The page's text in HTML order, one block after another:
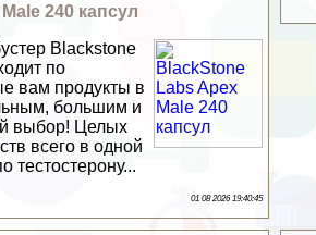
240 капсул
Blackstone
по
вам продукты в
большим и
выбор! Целых
всего в одной
тестостерону...
01 08 2026 19:40:45